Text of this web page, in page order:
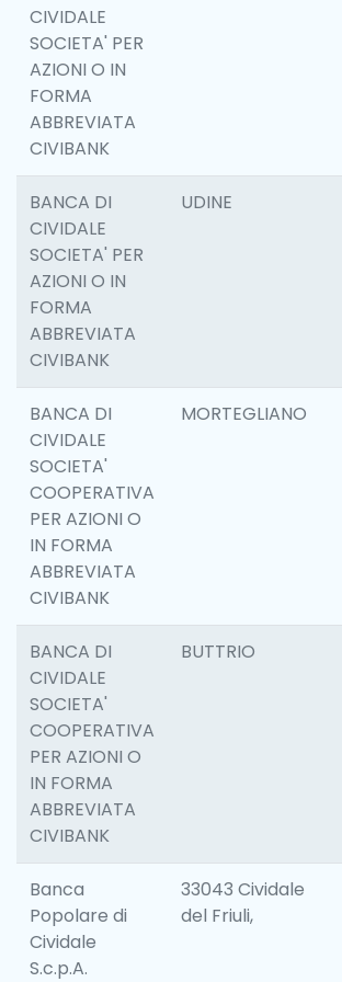
CIVIDALE
SOCIETA' PER
AZIONI O IN
FORMA
ABBREVIATA
CIVIBANK
BANCA DI
CIVIDALE
SOCIETA' PER
AZIONI O IN
FORMA
ABBREVIATA
CIVIBANK
UDINE
BANCA DI
CIVIDALE
SOCIETA'
COOPERATIVA
PER AZIONI O
IN FORMA
ABBREVIATA
CIVIBANK
MORTEGLIANO
BANCA DI
CIVIDALE
SOCIETA'
COOPERATIVA
PER AZIONI O
IN FORMA
ABBREVIATA
CIVIBANK
BUTTRIO
Banca
Popolare di
Cividale
S.c.p.A.
33043 Cividale
del Friuli,